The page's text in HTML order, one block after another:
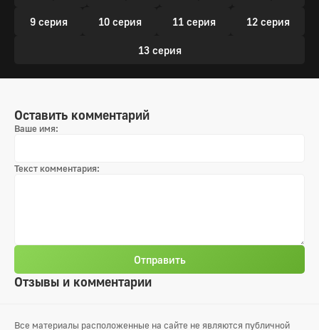
9 серия 10 серия 11 серия 12 серия
13 серия
Отзывы и комментарии
Оставить комментарий
Ваше имя:
Текст комментария:
Отправить
Все материалы расположенные на сайте не являются публичной